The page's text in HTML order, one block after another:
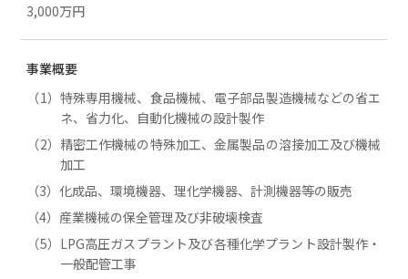
3,000万円
事業概要
（1）特殊専用機械、食品機械、電子部品製造機械などの省エ
ネ、省力化、自動化機械の設計製作
（2）精密工作機械の特殊加工、金属製品の溶接加工及び機械
加工
（3）化成品、環境機器、理化学機器、計測機器等の販売
（4）産業機械の保全管理及び非破壊検査
（5）LPG高圧ガスプラント及び各種化学プラント設計製作・
一般配管工事